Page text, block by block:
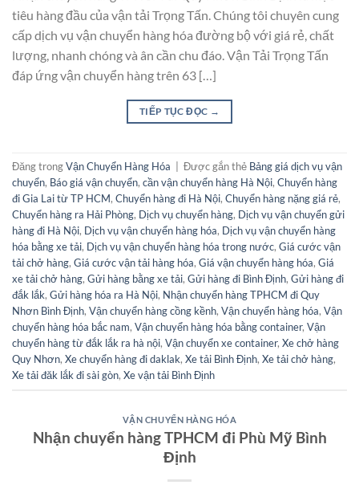
tiêu hàng đầu của vận tải Trọng Tấn. Chúng tôi chuyên cung
cấp dịch vụ vận chuyển hàng hóa đường bộ với giá rẻ, chất
lượng, nhanh chóng và ân cần chu đáo. Vận Tải Trọng Tấn
đáp ứng vận chuyển hàng trên 63 […]
TIẾP TỤC ĐỌC →
Đăng trongVận Chuyển Hàng Hóa Được gắn thẻ Bảng giá dịch vụ vận
chuyển, Báo giá vận chuyển, cần vận chuyển hàng Hà Nội, Chuyển hàng
đi Gia Lai từ TP HCM, Chuyển hàng đi Hà Nội, Chuyển hàng nặng giá rẻ,
Chuyển hàng ra Hải Phòng, Dịch vụ chuyển hàng, Dịch vụ vận chuyển gửi
hàng đi Hà Nội, Dịch vụ vận chuyển hàng hóa, Dịch vụ vận chuyển hàng
hóa bằng xe tải, Dịch vụ vận chuyển hàng hóa trong nước, Giá cước vận
tải chở hàng, Giá cước vận tải hàng hóa, Giá vận chuyển hàng hóa, Giá
xe tải chở hàng, Gửi hàng bằng xe tải, Gửi hàng đi Bình Định, Gửi hàng đi
đắk lắk, Gửi hàng hóa ra Hà Nội, Nhận chuyển hàng TPHCM đi Quy
Nhơn Bình Định, Vận chuyển hàng cồng kềnh, Vận chuyển hàng hóa, Vận
chuyển hàng hóa bắc nam, Vận chuyển hàng hóa bằng container, Vận
chuyển hàng từ đắk lắk ra hà nội, Vận chuyển xe container, Xe chở hàng
Quy Nhơn, Xe chuyển hàng đi daklak, Xe tải Bình Định, Xe tải chở hàng,
Xe tải đăk lắk đi sài gòn, Xe vận tải Bình Định
VẬN CHUYỂN HÀNG HÓA
Nhận chuyển hàng TPHCM đi Phù Mỹ Bình
Định